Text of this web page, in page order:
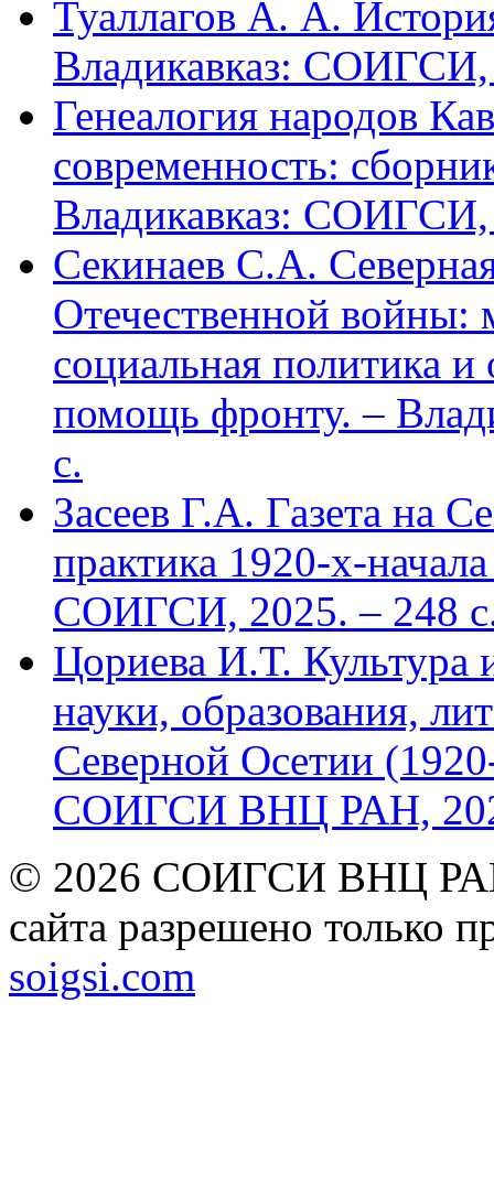
Туаллагов А. А.
Владикавказ: СОИГСИ,
Генеалогия народов
современность:
Владикавказ: СОИГСИ,
Секинаев С.А.
Отечественной войны:
социальная политика
помощь фронту. –
с.
Засеев Г.А. Газета на
практика 1920-х-
СОИГСИ, 2025. – 248
Цориева И.Т. Культура
науки, образования,
Северной Осетии
СОИГСИ ВНЦ РАН,
© 2026 СОИГСИ ВНЦ РАН
сайта разрешено только
soigsi.com